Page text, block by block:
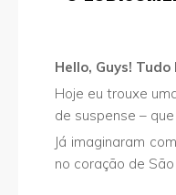
Hello, Guys! Tudo
Hoje eu trouxe
de suspense –
Já imaginaram
no coração de São